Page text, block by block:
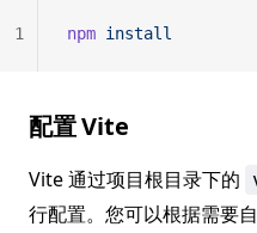
npm install
1
配置 Vite
Vite 通过项目根目录下的
行配置。您可以根据需要